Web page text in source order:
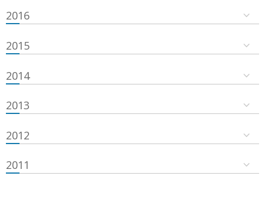
2016
2015
2014
2013
2012
2011